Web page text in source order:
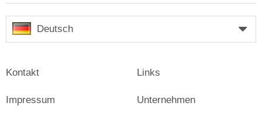
Deutsch
Kontakt
Impressum
Links
Unternehmen